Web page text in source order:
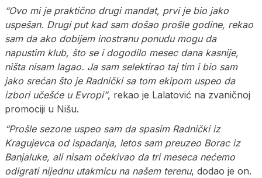
“Ovo mi je praktično drugi mandat, prvi je bio jako
uspešan. Drugi put kad sam došao prošle godine, rekao
sam da ako dobijem inostranu ponudu mogu da
napustim klub, što se i dogodilo mesec dana kasnije,
ništa nisam lagao. Ja sam selektirao taj tim i bio sam
jako srećan što je Radnički sa tom ekipom uspeo da
izbori učešće u Evropi”, rekao je Lalatović na zvaničnoj
promociji u Nišu.
“Prošle sezone uspeo sam da spasim Radnički iz
Kragujevca od ispadanja, letos sam preuzeo Borac iz
Banjaluke, ali nisam očekivao da tri meseca nećemo
odigrati nijednu utakmicu na našem terenu, dodao je on.